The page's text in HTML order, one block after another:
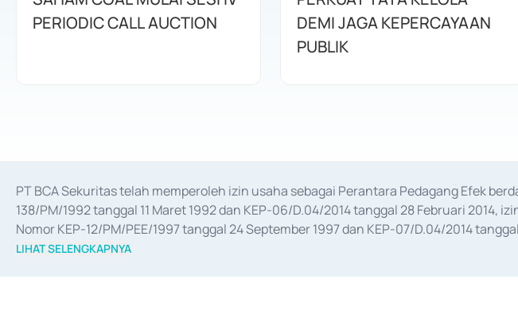
PERIODIC CALL AUCTION
DEMI JAGA KEPERCAYAAN
PUBLIK
PT BCA Sekuritas telah memperoleh izin usaha sebagai Perantara Pedagang Efek
138/PM/1992 tanggal 11 Maret 1992 dan KEP-06/D.04/2014 tanggal 28 Februari
Nomor KEP-12/PM/PEE/1997 tanggal 24 September 1997 dan KEP-07/D.04/2014
merger, akuisisi, divestasi, dan
LIHAT SELENGKAPNYA